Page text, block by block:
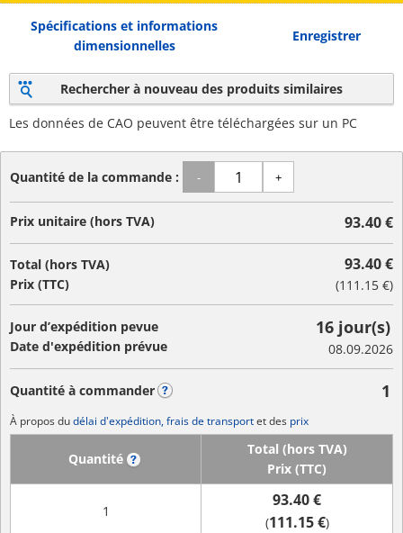
Spécifications et informations
dimensionnelles
Enregistrer
Rechercher à nouveau des produits similaires
Les données de CAO peuvent être téléchargées sur un PC
Quantité de la commande : - +
Prix unitaire (hors TVA) 93.40 €
Total (hors TVA)
Prix (TTC)
93.40 €
(111.15 €)
Jour d’expédition pevue
Date d'expédition prévue
16 jour(s)
08.09.2026
Quantité à commander 1
À propos dudélai d'expédition, frais de transportet des prix
Quantité
Total (hors TVA)
Prix (TTC)
1
93.40 €
(111.15 €)